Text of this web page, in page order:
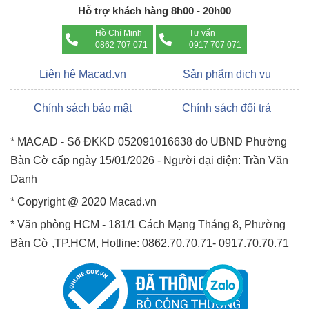
Chip M1 Maxcung cấp băng thông cao hơn và tăng gấp
đôi bộ nhớ so với M1 Pro với tốc độ lên đến 400GB / s, gần 6
lần băng thông bộ nhớ của M1. Điều này cho phép M1 Max
64GB. Với hiệu suất vô song, M1 Max là con chip mạnh nhất
Màn hình Liquid Retina XDR 14.2 inch, ProMotion đến 120 Hz
Hỗ trợ khách hàng 8h00 - 20h00
Hồ Chí Minh
0862 707 071
Tư vấn
0917 707 071
Liên hệ Macad.vn Sản phẩm dịch vụ
Chính sách bảo mật Chính sách đổi trả
* MACAD - Số ĐKKD 052091016638 do UBND Phường
Bàn Cờ cấp ngày 15/01/2026 - Người đại diện: Trần Văn
Danh
* Copyright @ 2020 Macad.vn
* Văn phòng HCM - 181/1 Cách Mạng Tháng 8, Phường
Bàn Cờ ,TP.HCM, Hotline: 0862.70.70.71- 0917.70.70.71